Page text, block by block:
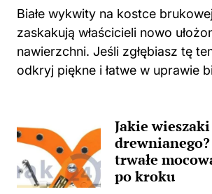
Białe wykwity na kostce
zaskakują właścicieli nowo
nawierzchni. Jeśli zgłębiasz tę
odkryj piękne i łatwe w uprawie
położona kostka zaczyna...
Jakie
trwałe
po kroku